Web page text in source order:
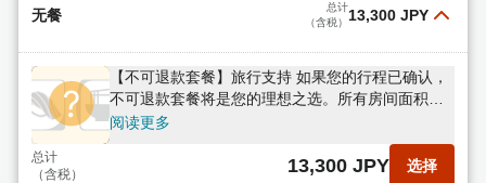
无餐
总计
（含税） 13,300 JPY
【不可退款套餐】旅行支持 如果您的行程已确认，
不可退款套餐将是您的理想之选。所有房间面积均
在42平方米以上，不含餐食。
阅读更多
总计
（含税）
13,300 JPY 选择